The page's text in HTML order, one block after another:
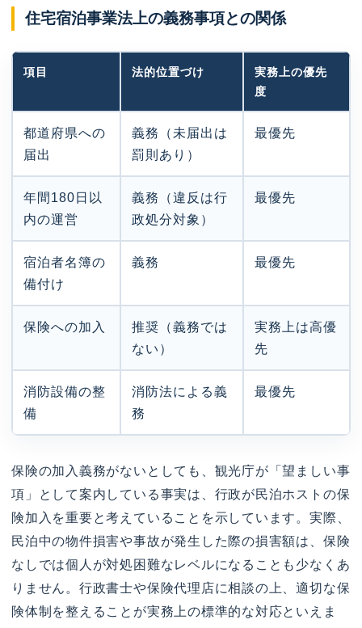
住宅宿泊事業法上の義務事項との関係
項目 法的位置づけ
実務上の優先
度
都道府県への
届出
義務（未届出は
罰則あり）
最優先
年間180日以
内の運営
義務（違反は行
政処分対象）
最優先
宿泊者名簿の
備付け
義務 最優先
保険への加入
推奨（義務では
ない）
実務上は高優
先
消防設備の整
備
消防法による義
務
最優先
保険の加入義務がないとしても、観光庁が「望ましい事
項」として案内している事実は、行政が民泊ホストの保
険加入を重要と考えていることを示しています。実際、
民泊中の物件損害や事故が発生した際の損害額は、保険
なしでは個人が対処困難なレベルになることも少なくあ
りません。行政書士や保険代理店に相談の上、適切な保
険体制を整えることが実務上の標準的な対応といえま